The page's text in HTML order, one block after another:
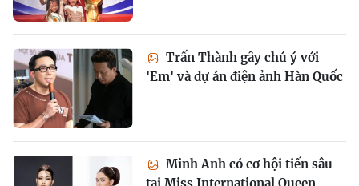
Trấn Thành gây chú ý với
'Em' và dự án điện ảnh Hàn Quốc
Minh Anh có cơ hội tiến sâu